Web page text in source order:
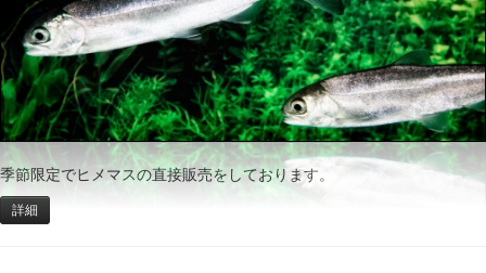
季節限定でヒメマスの直接販売をしております。
詳細